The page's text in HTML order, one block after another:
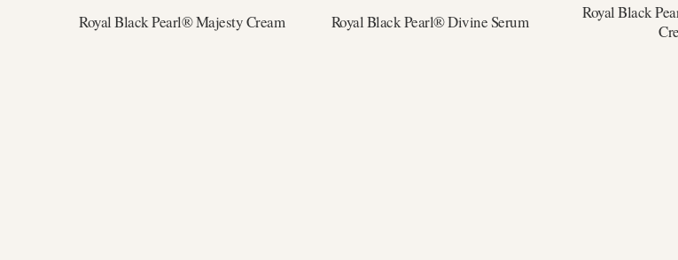
Royal Black Pearl® Majesty Cream Royal Black Pearl® Divine Serum
Royal Black